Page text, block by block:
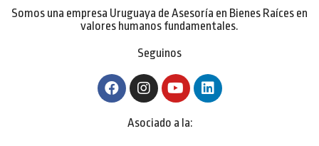
Somos una empresa Uruguaya de Asesoría en Bienes Raíces en
valores humanos fundamentales.
Seguinos
Asociado a la: